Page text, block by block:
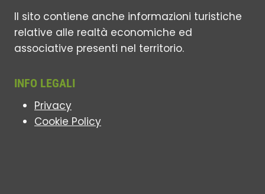
Il sito contiene anche informazioni turistiche
relative alle realtà economiche ed
associative presenti nel territorio.
INFO LEGALI
Privacy
Cookie Policy